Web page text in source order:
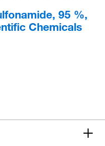
95 %,
Chemicals